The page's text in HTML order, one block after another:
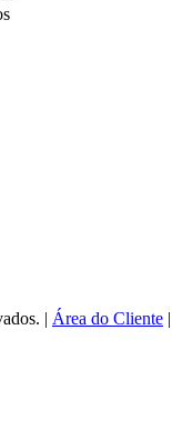
| Área do Cliente |